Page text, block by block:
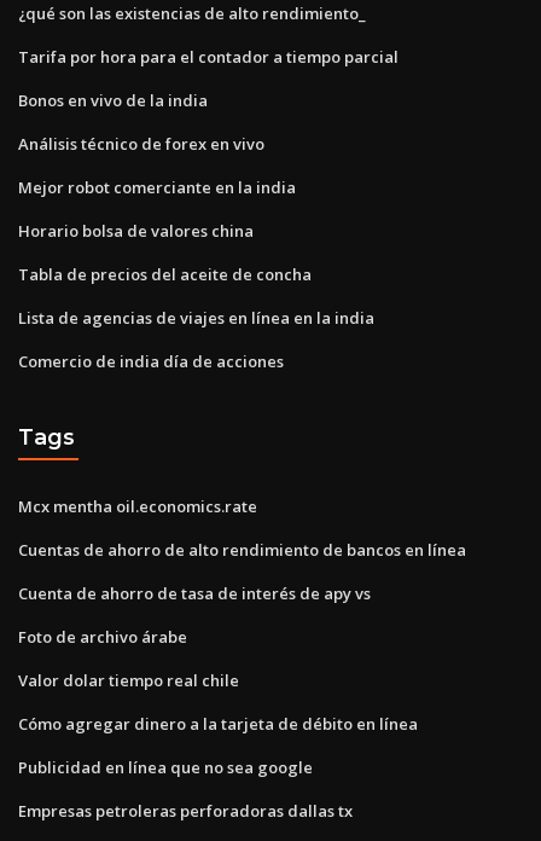
¿qué son las existencias de alto rendimiento_
Tarifa por hora para el contador a tiempo parcial
Bonos en vivo de la india
Análisis técnico de forex en vivo
Mejor robot comerciante en la india
Horario bolsa de valores china
Tabla de precios del aceite de concha
Lista de agencias de viajes en línea en la india
Comercio de india día de acciones
Tags
Mcx mentha oil.economics.rate
Cuentas de ahorro de alto rendimiento de bancos en línea
Cuenta de ahorro de tasa de interés de apy vs
Foto de archivo árabe
Valor dolar tiempo real chile
Cómo agregar dinero a la tarjeta de débito en línea
Publicidad en línea que no sea google
Empresas petroleras perforadoras dallas tx